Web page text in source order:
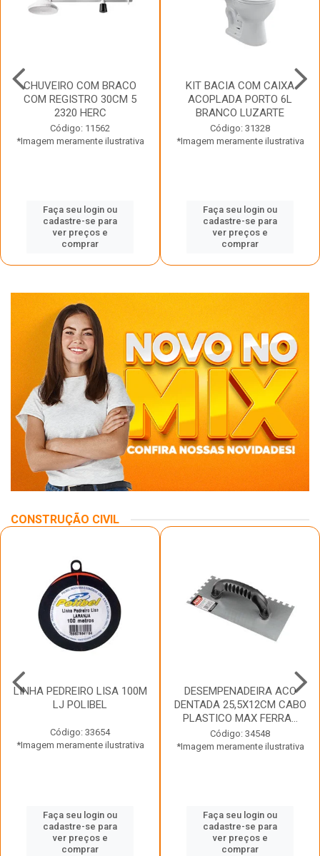
CHUVEIRO COM BRACO
COM REGISTRO 30CM 5
2320 HERC
Código: 11562
*Imagem meramente ilustrativa
Faça seu login ou
cadastre-se para
ver preços e
comprar
KIT BACIA COM CAIXA
ACOPLADA PORTO 6L
BRANCO LUZARTE
Código: 31328
*Imagem meramente ilustrativa
Faça seu login ou
cadastre-se para
ver preços e
comprar
CONSTRUÇÃO CIVIL
LINHA PEDREIRO LISA 100M
LJ POLIBEL
Código: 33654
*Imagem meramente ilustrativa
Faça seu login ou
cadastre-se para
ver preços e
comprar
DESEMPENADEIRA ACO
DENTADA 25,5X12CM CABO
PLASTICO MAX FERRA...
Código: 34548
*Imagem meramente ilustrativa
Faça seu login ou
cadastre-se para
ver preços e
comprar